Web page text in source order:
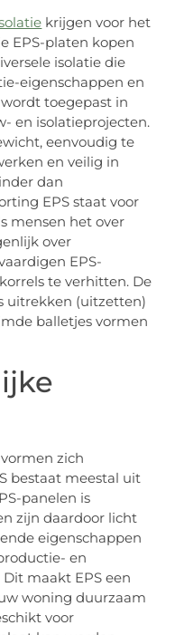
krijgen voor het
EPS-platen kopen
isolatie die
eigenschappen en
toegepast in
en isolatieprojecten.
eenvoudig te
en veilig in
dan
EPS staat voor
mensen het over
over
EPS-
te verhitten. De
uitrekken (uitzetten)
balletjes vormen
zich
bestaat meestal uit
panelen is
zijn daardoor licht
eigenschappen
en
maakt EPS een
woning duurzaam
voor